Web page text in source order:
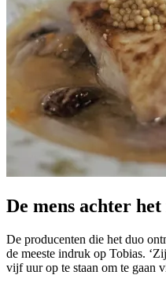
De mens achter
De producenten die het duo
de meeste indruk op Tobias.
vijf uur op te staan om te gaan